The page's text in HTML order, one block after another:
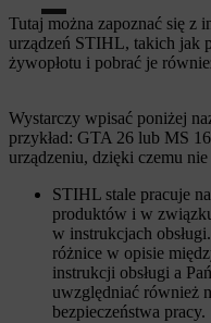
Tutaj można zapoznać się z
urządzeń STIHL, takich jak
żywopłotu i pobrać je
Wystarczy wpisać poniżej
przykład: GTA 26 lub MS
urządzeniu, dzięki czemu nie
STIHL stale pracuje
produktów i w
w instrukcjach
różnice w opisie
instrukcji obsługi a
uwzględniać również
bezpieczeństwa pracy.